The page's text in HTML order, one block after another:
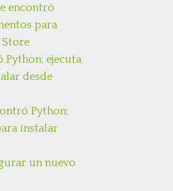
encontró
para
Python; ejecuta
desde
Python;
instalar
un nuevo